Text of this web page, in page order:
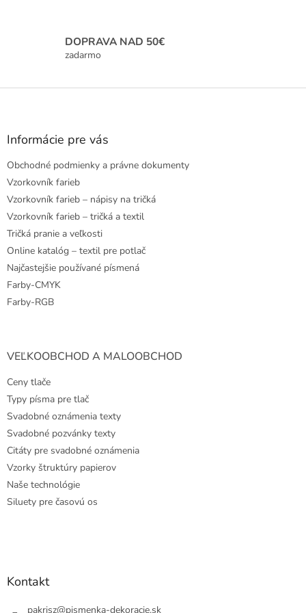
DOPRAVA NAD 50€
zadarmo
Z
Informácie pre vás
Obchodné podmienky a právne dokumenty
Vzorkovník farieb
Vzorkovník farieb – nápisy na tričká
Vzorkovník farieb – tričká a textil
Tričká pranie a veľkosti
Online katalóg – textil pre potlač
Najčastejšie používané písmená
Farby-CMYK
Farby-RGB
VEĽKOOBCHOD A MALOOBCHOD
Ceny tlače
Typy písma pre tlač
Svadobné oznámenia texty
Svadobné pozvánky texty
Citáty pre svadobné oznámenia
Vzorky štruktúry papierov
Naše technológie
Siluety pre časovú os
Kontakt
pakrisz@pismenka-dekoracie.sk